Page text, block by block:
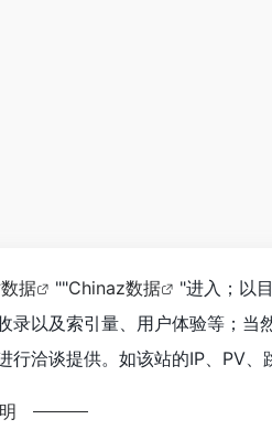
据 ""Chinaz数据
"进入；以
以及索引量、用户体验等；当
洽谈提供。如该站的IP、PV、